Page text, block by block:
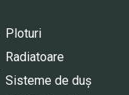
Ploturi
Radiatoare
Sisteme de duș